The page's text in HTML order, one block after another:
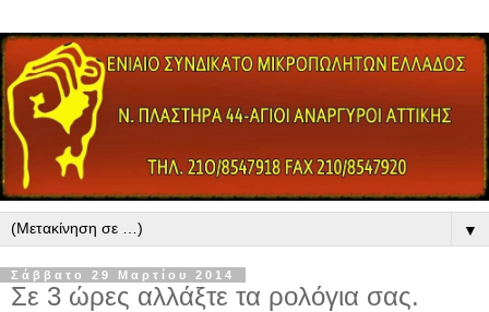
▼
Σάββατο 29 Μαρτίου 2014
Σε 3 ώρες αλλάξτε τα ρολόγια σας.